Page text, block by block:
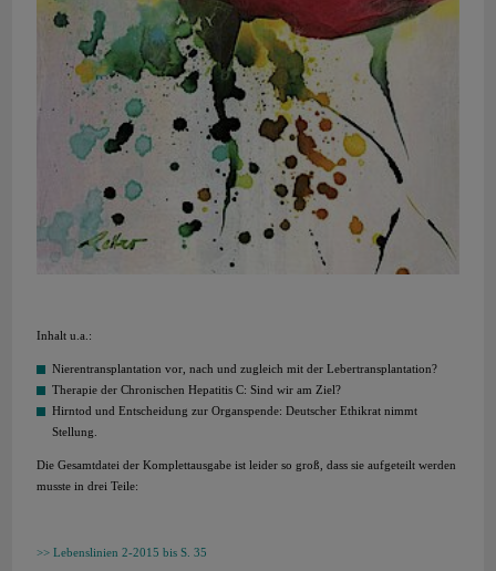
Inhalt u.a.:
Nierentransplantation vor, nach und zugleich mit der Lebertransplantation?
Therapie der Chronischen Hepatitis C: Sind wir am Ziel?
Hirntod und Entscheidung zur Organspende: Deutscher Ethikrat nimmt
Stellung.
Die Gesamtdatei der Komplettausgabe ist leider so groß, dass sie aufgeteilt werden
musste in drei Teile:
Lebenslinien 2-2015 bis S. 35